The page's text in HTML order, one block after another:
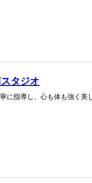
タジオ
に指導し、心も体も強く美